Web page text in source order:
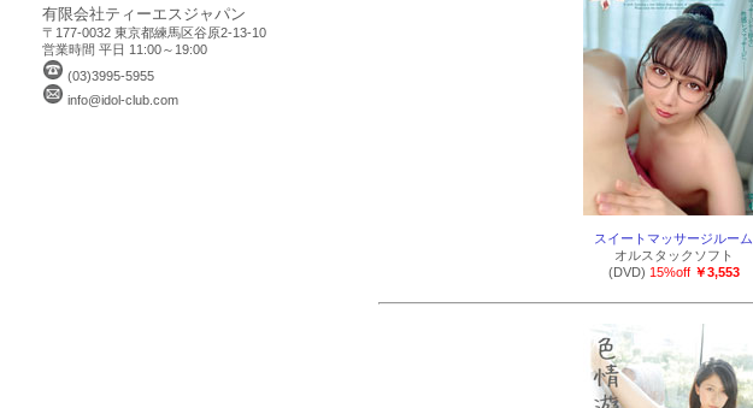
有限会社ティーエスジャパン
〒177-0032 東京都練馬区谷原2-13-10
営業時間 平日 11:00～19:00
(03)3995-5955
info@idol-club.com
スイートマッサージルーム
オルスタックソフト
(DVD) 15%off ￥3,553